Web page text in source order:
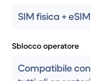
SIM fisica + eSIM
Sblocco operatore
Compatibile con